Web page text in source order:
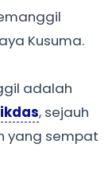
Kusuma.
adalah
, sejauh
yang sempat